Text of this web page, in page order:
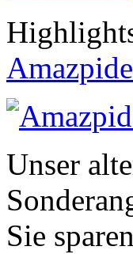
Unser
Sie